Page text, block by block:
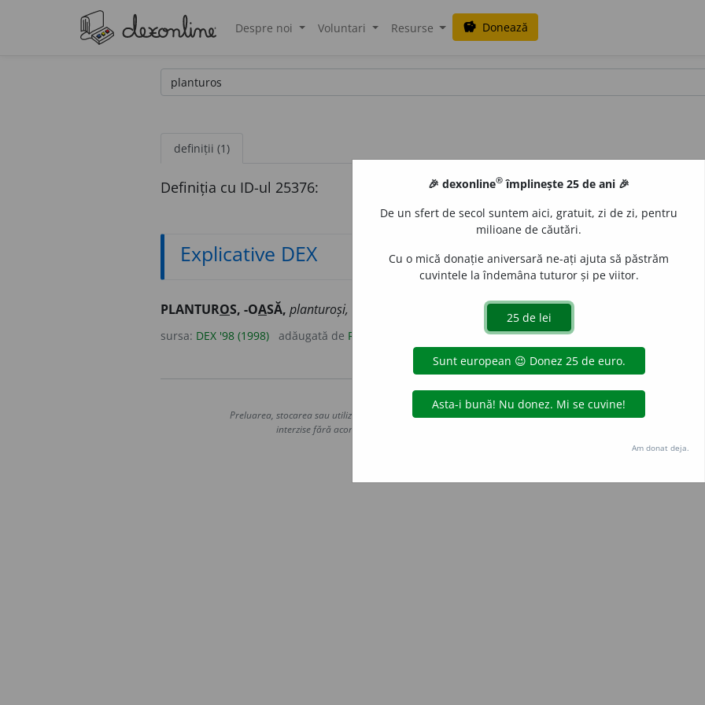
Despre noi Voluntari Resurse savings Donează
definiții (1)
Definiția cu ID-ul 25376:
Explicative DEX
PLANTUROS, -OASĂ, planturoși, -oase, Cu forme pline, gras; voinic, zdravăn, masiv. – Din
sursa: DEX '98 (1998) adăugată de RACAI
Copyright © 2004-2026 dexonline (https://dexonline.ro)
Preluarea, stocarea sau utilizarea datelor de pe acest site, inclusiv prin orice metode de extragere automată
interzise fără acordul nostru prealabil scris, cu excepția seturilor de date oferite oficial spre utilizare
Hosterion
🎉 dexonline® împlinește 25 de ani 🎉
De un sfert de secol suntem aici, gratuit, zi de zi, pentru
milioane de căutări.
Cu o mică donație aniversară ne-ați ajuta să păstrăm
cuvintele la îndemâna tuturor și pe viitor.
Am donat deja.